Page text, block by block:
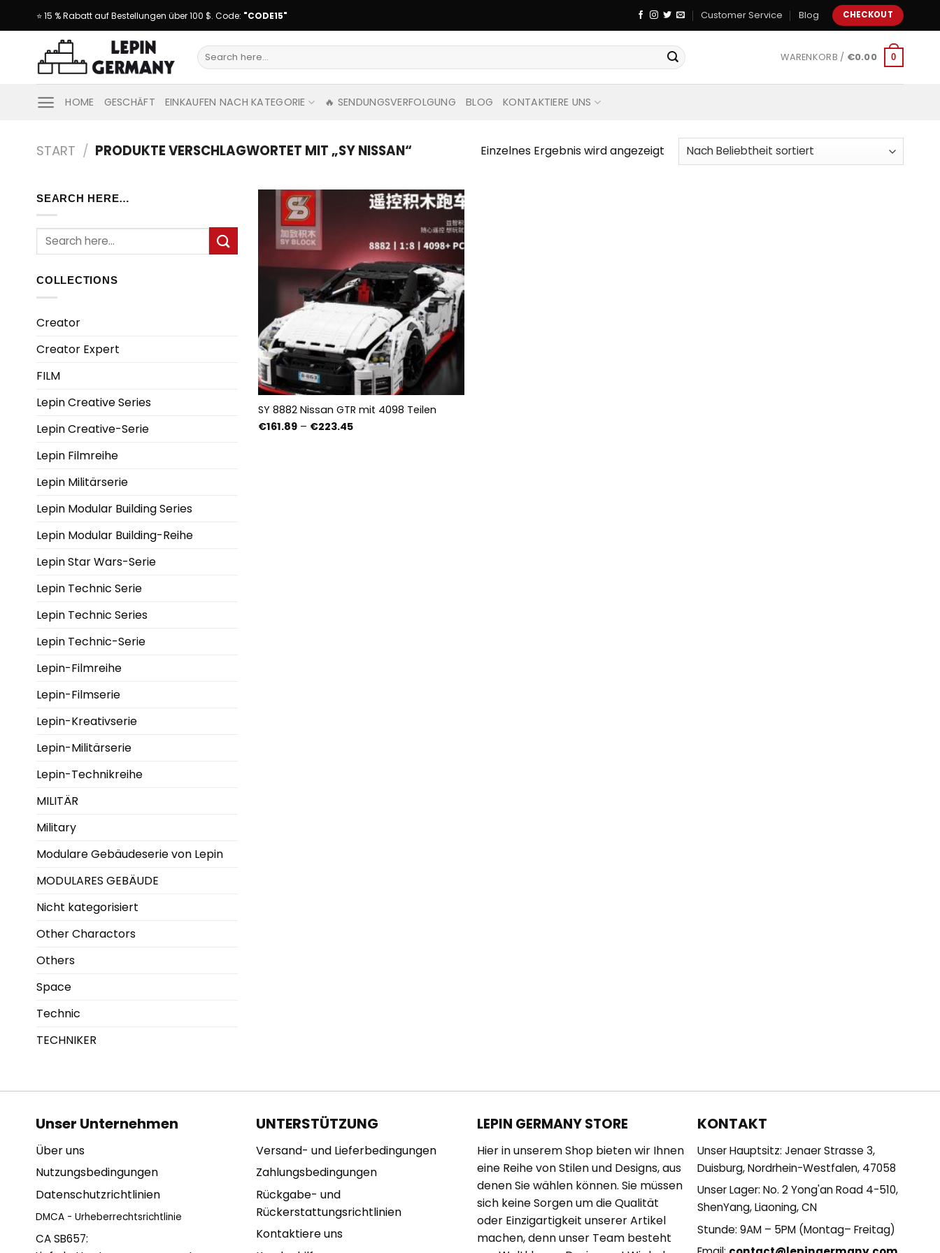
⭐ 15 % Rabatt auf Bestellungen über 100 $. Code: "CODE15" Customer Service Blog CHECKOUT
Suche
nach:
WARENKORB / €0.00 0
HOME GESCHÄFT EINKAUFEN NACH KATEGORIE 🔥 SENDUNGSVERFOLGUNG BLOG KONTAKTIERE UNS
START / PRODUKTE VERSCHLAGWORTET MIT „SY NISSAN“ Einzelnes Ergebnis wird angezeigt
SEARCH HERE…
Suche
nach:
COLLECTIONS
Creator
Creator Expert
FILM
Lepin Creative Series
Lepin Creative-Serie
Lepin Filmreihe
Lepin Militärserie
Lepin Modular Building Series
Lepin Modular Building-Reihe
Lepin Star Wars-Serie
Lepin Technic Serie
Lepin Technic Series
Lepin Technic-Serie
Lepin-Filmreihe
Lepin-Filmserie
Lepin-Kreativserie
Lepin-Militärserie
Lepin-Technikreihe
MILITÄR
Military
Modulare Gebäudeserie von Lepin
MODULARES GEBÄUDE
Nicht kategorisiert
Other Charactors
Others
Space
Technic
TECHNIKER
SY 8882 Nissan GTR mit 4098 Teilen
€161.89 – €223.45Preisspanne:
Unser Unternehmen
Über uns
Nutzungsbedingungen
Datenschutzrichtlinien
DMCA - Urheberrechtsrichtlinie
CA SB657:
UNTERSTÜTZUNG
Versand- und Lieferbedingungen
Zahlungsbedingungen
Rückgabe- und
Rückerstattungsrichtlinien
Kontaktiere uns
LEPIN GERMANY STORE
Hier in unserem Shop bieten wir Ihnen
eine Reihe von Stilen und Designs, aus
denen Sie wählen können. Sie müssen
sich keine Sorgen um die Qualität
oder Einzigartigkeit unserer Artikel
machen, denn unser Team besteht
KONTAKT
Unser Hauptsitz: Jenaer Strasse 3,
Duisburg, Nordrhein-Westfalen, 47058
Unser Lager: No. 2 Yong'an Road 4-510,
ShenYang, Liaoning, CN
Stunde: 9AM – 5PM (Montag– Freitag)